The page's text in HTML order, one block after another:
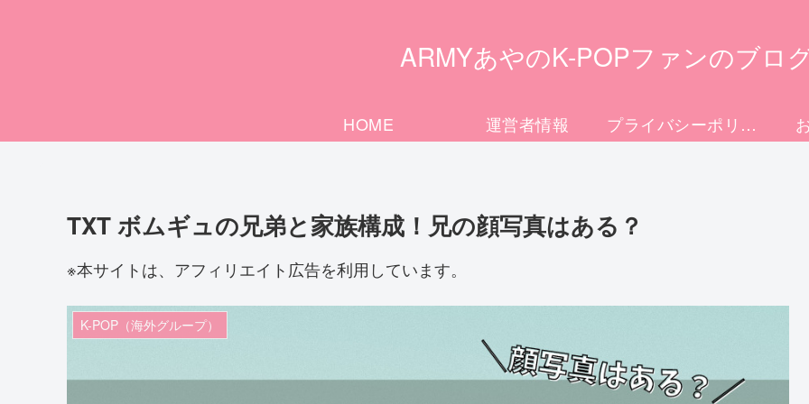
ARMYあやのK-POPファンのブロ
HOME 運営者情報 プライバシーポリシー
TXT ボムギュの兄弟と家族構成！兄の顔写真はある？
※本サイトは、アフィリエイト広告を利用しています。
K-POP（海外グループ）